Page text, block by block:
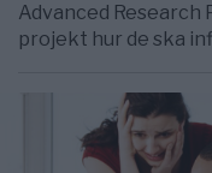
Advanced Research
projekt hur de ska